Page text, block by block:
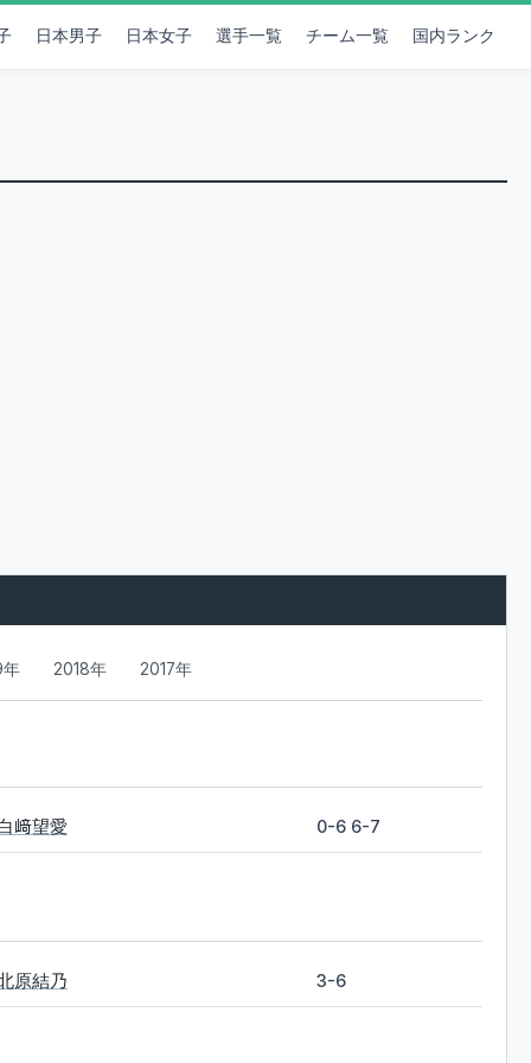
日本男子 日本女子 選手一覧 チーム一覧 国内ランク
年 2018年 2017年
﨑望愛 0-6 6-7
原結乃 3-6